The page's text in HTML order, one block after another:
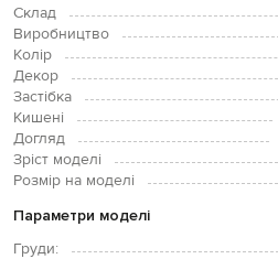
Склад
Виробництво
Колір
Декор
Застібка
Кишені
Догляд
Зріст моделі
Розмір на моделі
Параметри моделі
Груди: